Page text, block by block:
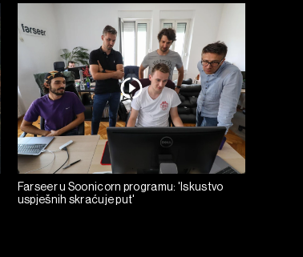
Farseer u Soonicorn programu: 'Iskustvo
uspješnih skraćuje put'